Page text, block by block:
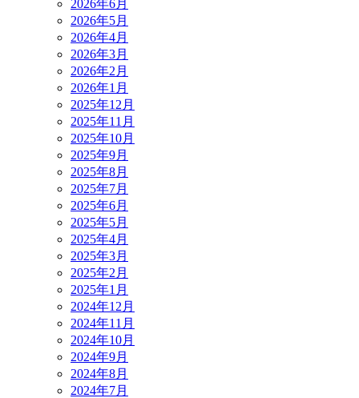
2026年6月
2026年5月
2026年4月
2026年3月
2026年2月
2026年1月
2025年12月
2025年11月
2025年10月
2025年9月
2025年8月
2025年7月
2025年6月
2025年5月
2025年4月
2025年3月
2025年2月
2025年1月
2024年12月
2024年11月
2024年10月
2024年9月
2024年8月
2024年7月